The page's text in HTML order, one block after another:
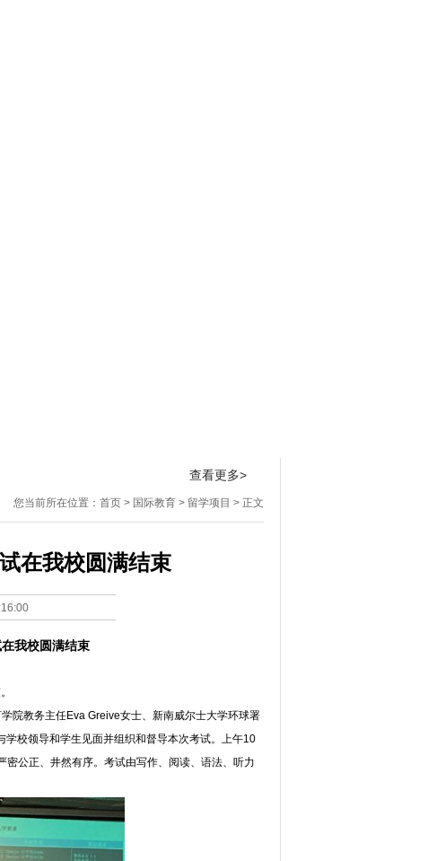
查看更多>
您当前所在位置： 首页 > 国际教育 > 留学项目 > 正文
在我校圆满结束
我校圆满结束
院教务主任Eva Greive女士、新南威尔士大学环球署
校领导和学生见面并组织和督导本次考试。上午10
公正、井然有序。考试由写作、阅读、语法、听力